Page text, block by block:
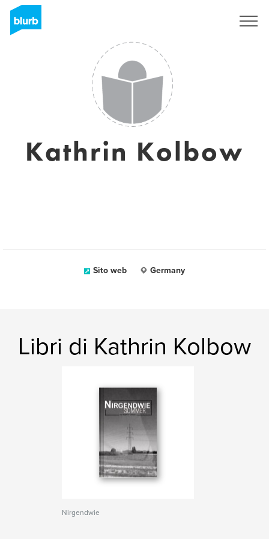
Kathrin Kolbow
Sito web Germany
Libri di Kathrin Kolbow
Nirgendwie